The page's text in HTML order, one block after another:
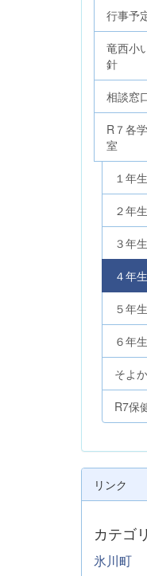
行事予
竜西小
針
相談窓
R７各
室
１年
２年
３年
４年
５年
６年
そよ
R7保
リンク
カテゴ
氷川町